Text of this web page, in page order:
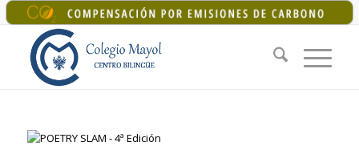
+34 925 22 07 33| colegiomayol@colegiomayol.es